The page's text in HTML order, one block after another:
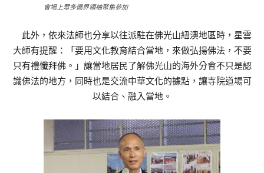
會場上眾多僑界領袖聚集參加
此外，依來法師也分享以往派駐在佛光山紐澳地區時，星雲
大師有提醒：「要用文化教育結合當地，來做弘揚佛法，不要
只有禮懺拜佛。」讓當地居民了解佛光山的海外分會不只是認
識佛法的地方，同時也是交流中華文化的據點，讓寺院道場可
以結合、融入當地。